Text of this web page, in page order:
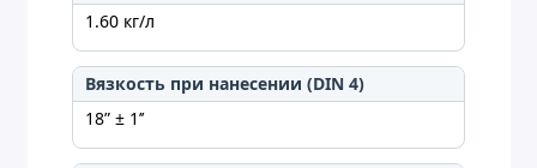
1.60 кг/л
Вязкость при нанесении (DIN 4)
18” ± 1’’